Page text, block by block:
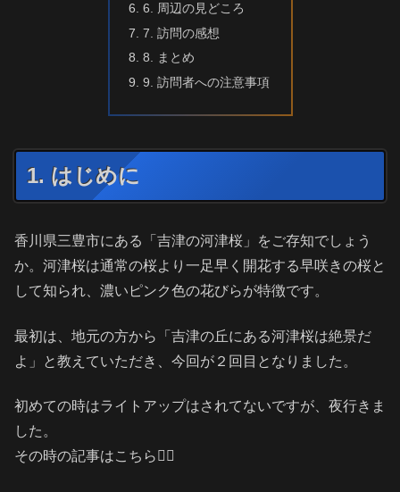
6. 周辺の見どころ
7. 訪問の感想
8. まとめ
9. 訪問者への注意事項
1. はじめに
香川県三豊市にある「吉津の河津桜」をご存知でしょう
か。河津桜は通常の桜より一足早く開花する早咲きの桜と
して知られ、濃いピンク色の花びらが特徴です。
最初は、地元の方から「吉津の丘にある河津桜は絶景だ
よ」と教えていただき、今回が２回目となりました。
初めての時はライトアップはされてないですが、夜行きま
した。
その時の記事はこちら💁‍♂️